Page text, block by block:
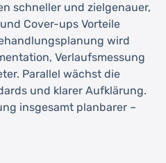
schneller und zielgenauer,
Cover-ups Vorteile
wird
Verlaufsmessung
Parallel wächst die
und klarer Aufklärung.
insgesamt planbarer –